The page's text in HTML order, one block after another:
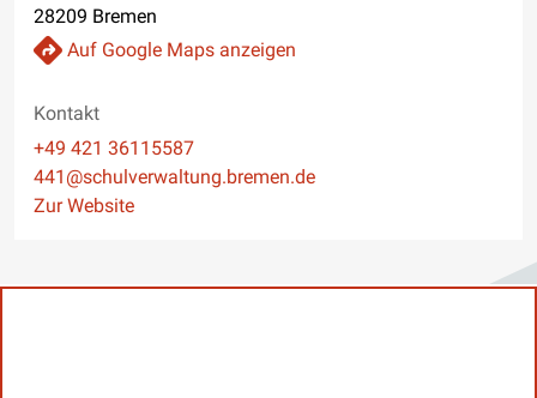
28209 Bremen
Auf Google Maps anzeigen
Kontakt
Telefon
+49 421 36115587
E-Mail
441@schulverwaltung.bremen.de
Website
Zur Website